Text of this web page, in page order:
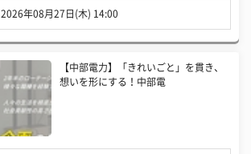
2026年08月27日(木) 14:00
【中部電力】「きれいごと」を貫き、
想いを形にする！中部電